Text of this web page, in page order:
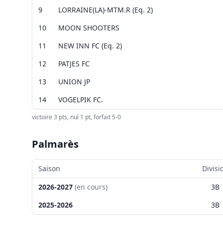
9
LORRAINE(LA)-MTM.R (Eq. 2)
10
MOON SHOOTERS
11
NEW INN FC (Eq. 2)
12
PATJES FC
13
UNION JP
14
VOGELPIK FC.
victoire 3 pts, nul 1 pt, forfait 5-0
Palmarès
Saison
2026-2027 (en cours) 3B
2025-2026
3B